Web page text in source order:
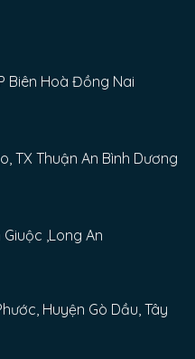
Biên Hoà Đồng Nai
TX Thuận An Bình Dương
,Long An
Huyện Gò Dầu, Tây